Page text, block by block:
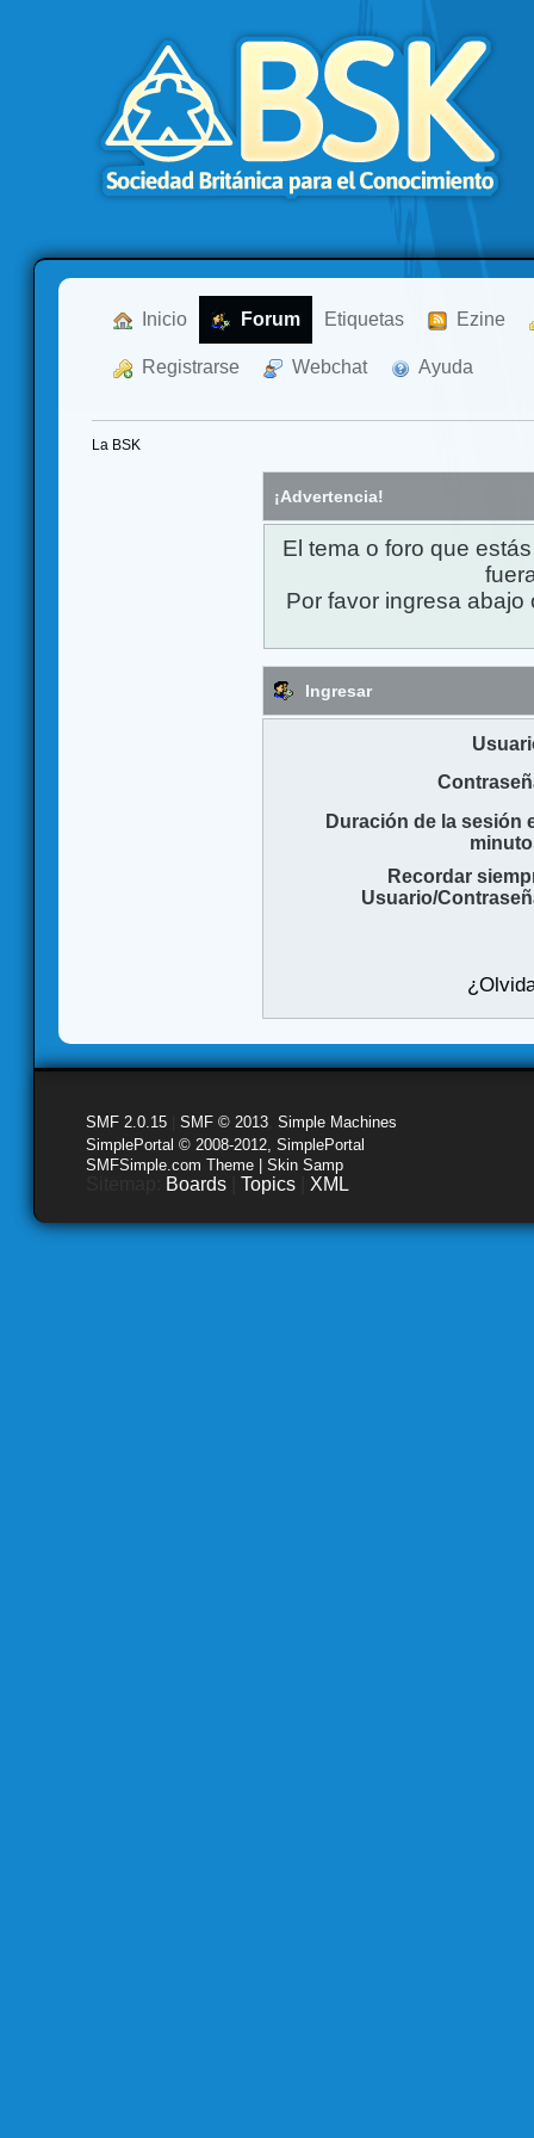
Inicio Forum Etiquetas Ezine
Registrarse Webchat Ayuda
La BSK
¡Advertencia!
El tema o foro que
Por favor ingresa
Ingresar
Duración de la sesión
Recordar
Usuario/
SMF 2.0.15 SMF © 2013 Simple Machines
SimplePortal © 2008-2012, SimplePortal
SMFSimple.com Theme | Skin Samp
Boards Topics XML